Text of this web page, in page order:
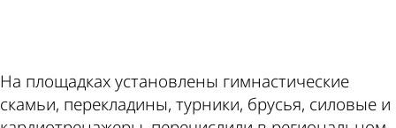
На площадках установлены гимнастические
скамьи, перекладины, турники, брусья, силовые и